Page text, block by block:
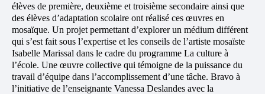
élèves de première, deuxième et troisième secondaire ainsi que
des élèves d’adaptation scolaire ont réalisé ces œuvres en
mosaïque. Un projet permettant d’explorer un médium différent
qui s’est fait sous l’expertise et les conseils de l’artiste mosaïste
Isabelle Marissal dans le cadre du programme La culture à
l’école. Une œuvre collective qui témoigne de la puissance du
travail d’équipe dans l’accomplissement d’une tâche. Bravo à
l’initiative de l’enseignante Vanessa Deslandes avec la